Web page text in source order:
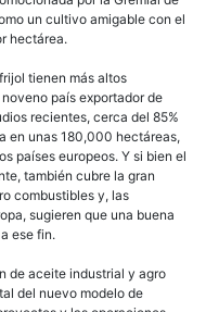
un cultivo amigable con el
hectárea.
tienen más altos
país exportador de
recientes, cerca del 85%
en unas 180,000 hectáreas,
países europeos. Y si bien el
también cubre la gran
combustibles y, las
sugieren que una buena
ese fin.
de aceite industrial y agro
del nuevo modelo de